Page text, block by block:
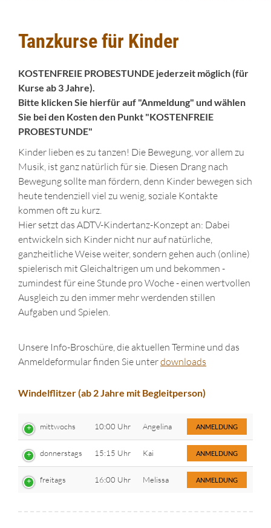
Tanzkurse für Kinder
KOSTENFREIE PROBESTUNDE jederzeit möglich (für
Kurse ab 3 Jahre).
Bitte klicken Sie hierfür auf "Anmeldung" und wählen
Sie bei den Kosten den Punkt "KOSTENFREIE
PROBESTUNDE"
Kinder lieben es zu tanzen! Die Bewegung, vor allem zu
Musik, ist ganz natürlich für sie. Diesen Drang nach
Bewegung sollte man fördern, denn Kinder bewegen sich
heute tendenziell viel zu wenig, soziale Kontakte
kommen oft zu kurz.
Hier setzt das ADTV-Kindertanz-Konzept an: Dabei
entwickeln sich Kinder nicht nur auf natürliche,
ganzheitliche Weise weiter, sondern gehen auch (online)
spielerisch mit Gleichaltrigen um und bekommen -
zumindest für eine Stunde pro Woche - einen wertvollen
Ausgleich zu den immer mehr werdenden stillen
Aufgaben und Spielen.
Unsere Info-Broschüre, die aktuellen Termine und das
Anmeldeformular finden Sie unterdownloads
Windelflitzer (ab 2 Jahre mit Begleitperson)
mittwochs 10:00 Uhr Angelina ANMELDUNG
donnerstags 15:15 Uhr Kai ANMELDUNG
freitags 16:00 Uhr Melissa ANMELDUNG